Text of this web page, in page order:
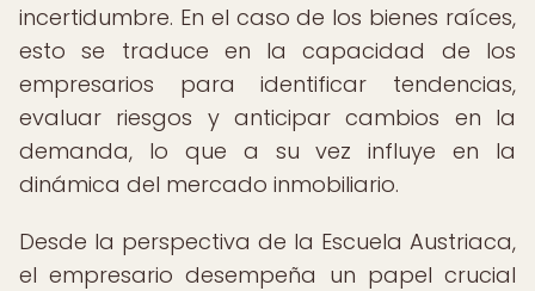
incertidumbre. En el caso de los bienes raíces,
esto se traduce en la capacidad de los
empresarios para identificar tendencias,
evaluar riesgos y anticipar cambios en la
demanda, lo que a su vez influye en la
dinámica del mercado inmobiliario.
Desde la perspectiva de la Escuela Austriaca,
el empresario desempeña un papel crucial